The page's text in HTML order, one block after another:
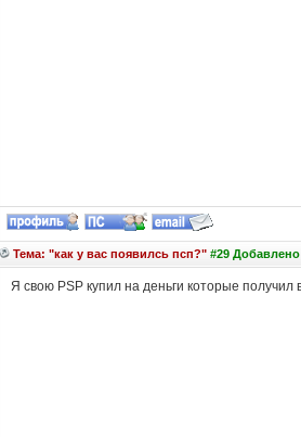
Тема: "как у вас появилсь псп?"#29
Я свою PSP купил на деньги которые